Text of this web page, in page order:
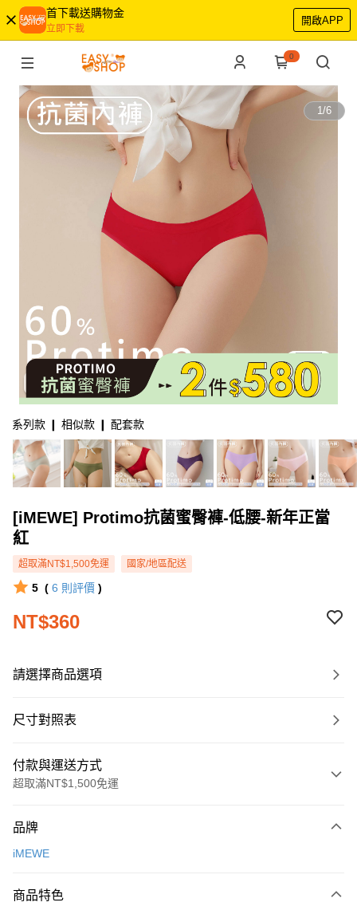
首下載送購物金
立即下載
開啟APP
0
1/6
系列款 ❙ 相似款 ❙ 配套款
[iMEWE] Protimo抗菌蜜臀褲-低腰-新年正當
紅
超取滿NT$1,500免運 國家/地區配送
5 ( 6 則評價 )
NT$360
請選擇商品選項
尺寸對照表
付款與運送方式
超取滿NT$1,500免運
信用卡一次付款
LINE Pay
品牌
iMEWE
商品特色